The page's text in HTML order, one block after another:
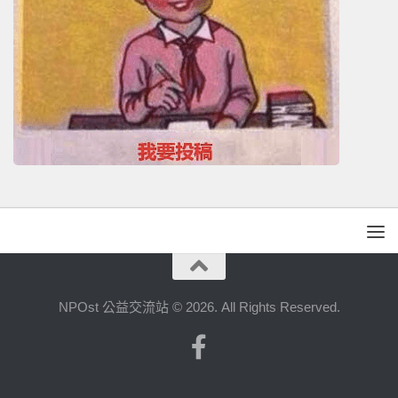
NPOst 公益交流站 © 2026. All Rights Reserved.